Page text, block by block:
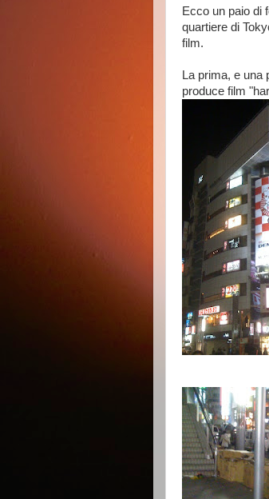
Ecco un paio di
quartiere di
film.
La prima, e una
produce film